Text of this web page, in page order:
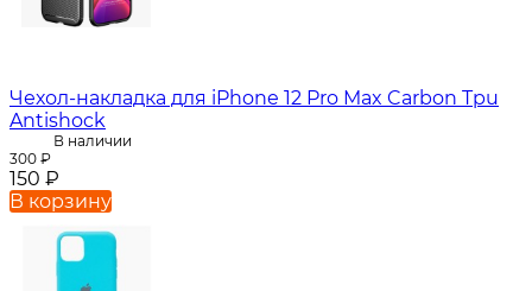
Чехол-накладка для iPhone 12 Pro Max Carbon Tpu
Antishock
В наличии
300 ₽
150 ₽
В корзину